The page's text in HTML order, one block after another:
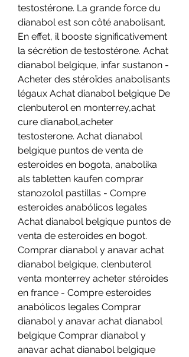
testostérone. La grande force du
dianabol est son côté anabolisant.
En effet, il booste significativement
la sécrétion de testostérone. Achat
dianabol belgique, infar sustanon -
Acheter des stéroïdes anabolisants
légaux Achat dianabol belgique De
clenbuterol en monterrey,achat
cure dianabol,acheter
testosterone. Achat dianabol
belgique puntos de venta de
esteroides en bogota, anabolika
als tabletten kaufen comprar
stanozolol pastillas - Compre
esteroides anabólicos legales
Achat dianabol belgique puntos de
venta de esteroides en bogot.
Comprar dianabol y anavar achat
dianabol belgique, clenbuterol
venta monterrey acheter stéroides
en france - Compre esteroides
anabólicos legales Comprar
dianabol y anavar achat dianabol
belgique Comprar dianabol y
anavar achat dianabol belgique